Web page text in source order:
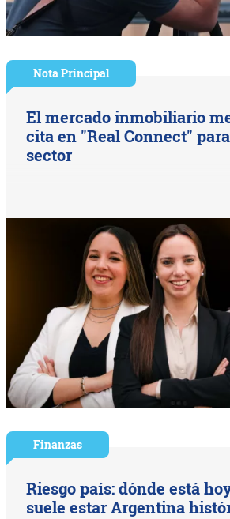
Nota Principal
El mercado inmobiliario
cita en "Real Connect"
sector
Finanzas
Riesgo país: dónde está
suele estar Argentina